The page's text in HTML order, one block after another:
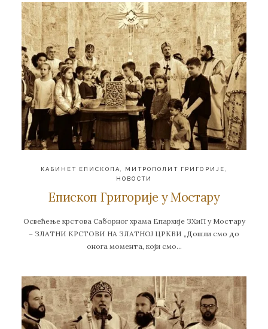
КАБИНЕТ ЕПИСКОПА, МИТРОПОЛИТ ГРИГОРИЈЕ,
НОВОСТИ
Епископ Григорије у Мостару
Освећење крстова Саборног храма Епархије ЗХиП у Мостару
– ЗЛАТНИ КРСТОВИ НА ЗЛАТНОЈ ЦРКВИ „Дошли смо до
онога момента, који смо…